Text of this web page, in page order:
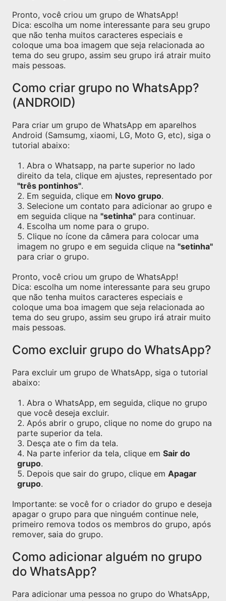
Pronto, você criou um grupo de WhatsApp!
Dica: escolha um nome interessante para seu grupo
que não tenha muitos caracteres especiais e
coloque uma boa imagem que seja relacionada ao
tema do seu grupo, assim seu grupo irá atrair muito
mais pessoas.
Como criar grupo no WhatsApp?
(ANDROID)
Para criar um grupo de WhatsApp em aparelhos
Android (Samsumg, xiaomi, LG, Moto G, etc), siga o
tutorial abaixo:
Abra o Whatsapp, na parte superior no lado
direito da tela, clique em ajustes, representado por
"três pontinhos".
Em seguida, clique em Novo grupo.
Selecione um contato para adicionar ao grupo e
em seguida clique na "setinha" para continuar.
Escolha um nome para o grupo.
Clique no ícone da câmera para colocar uma
imagem no grupo e em seguida clique na "setinha"
para criar o grupo.
Pronto, você criou um grupo de WhatsApp!
Dica: escolha um nome interessante para seu grupo
que não tenha muitos caracteres especiais e
coloque uma boa imagem que seja relacionada ao
tema do seu grupo, assim seu grupo irá atrair muito
mais pessoas.
Como excluir grupo do WhatsApp?
Para excluir um grupo de WhatsApp, siga o tutorial
abaixo:
Abra o WhatsApp, em seguida, clique no grupo
que você deseja excluir.
Após abrir o grupo, clique no nome do grupo na
parte superior da tela.
Desça ate o fim da tela.
Na parte inferior da tela, clique em Sair do
grupo.
Depois que sair do grupo, clique em Apagar
grupo.
Importante: se você for o criador do grupo e deseja
apagar o grupo para que ninguém continue nele,
primeiro remova todos os membros do grupo, após
remover, saia do grupo.
Como adicionar alguém no grupo
do WhatsApp?
Para adicionar uma pessoa no grupo do WhatsApp,